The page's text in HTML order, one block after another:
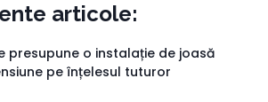
articole:
presupune o instalație de joasă
pe înțelesul tuturor